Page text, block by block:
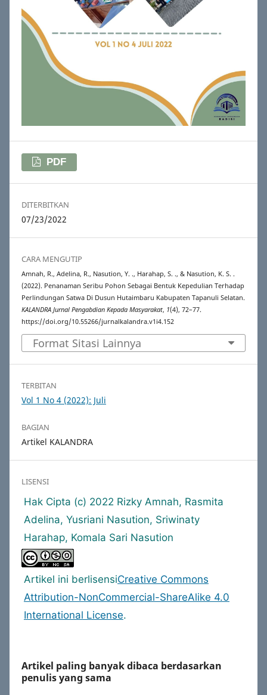
PDF
DITERBITKAN
07/23/2022
CARA MENGUTIP
Amnah, R., Adelina, R., Nasution, Y. ., Harahap, S. ., & Nasution, K. S. .
(2022). Penanaman Seribu Pohon Sebagai Bentuk Kepedulian Terhadap
Perlindungan Satwa Di Dusun Hutaimbaru Kabupaten Tapanuli Selatan.
KALANDRA Jurnal Pengabdian Kepada Masyarakat, 1(4), 72–77.
https://doi.org/10.55266/jurnalkalandra.v1i4.152
Format Sitasi Lainnya
TERBITAN
Vol 1 No 4 (2022): Juli
BAGIAN
Artikel KALANDRA
LISENSI
Hak Cipta (c) 2022 Rizky Amnah, Rasmita
Adelina, Yusriani Nasution, Sriwinaty
Harahap, Komala Sari Nasution
Artikel ini berlisensiCreative Commons
Attribution-NonCommercial-ShareAlike 4.0
International License.
Artikel paling banyak dibaca berdasarkan
penulis yang sama